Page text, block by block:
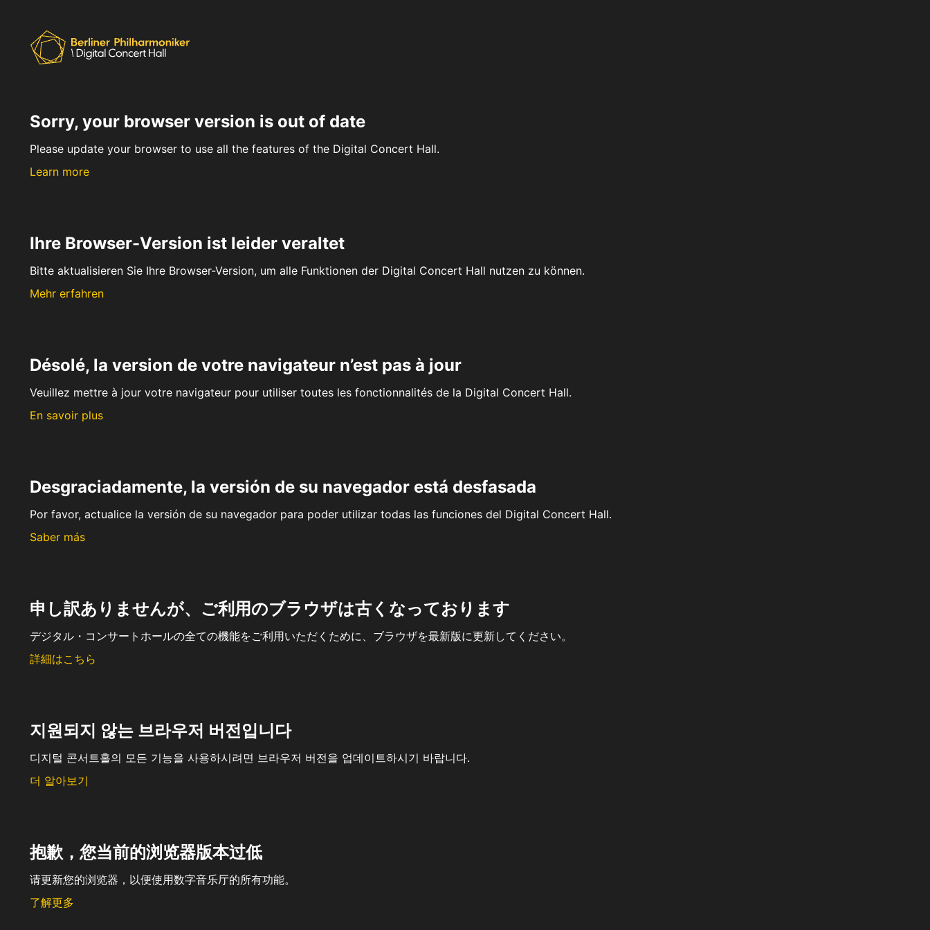
Sorry, your browser version is out of date
Please update your browser to use all the features of the Digital Concert Hall.
Learn more
Ihre Browser-Version ist leider veraltet
Bitte aktualisieren Sie Ihre Browser-Version, um alle Funktionen der Digital Concert Hall nutzen zu können.
Mehr erfahren
Désolé, la version de votre navigateur n’est pas à jour
Veuillez mettre à jour votre navigateur pour utiliser toutes les fonctionnalités de la Digital Concert Hall.
En savoir plus
Desgraciadamente, la versión de su navegador está desfasada
Por favor, actualice la versión de su navegador para poder utilizar todas las funciones del Digital Concert Hall.
Saber más
申し訳ありませんが、ご利用のブラウザは古くなっております
デジタル・コンサートホールの全ての機能をご利用いただくために、ブラウザを最新版に更新してください。
詳細はこちら
지원되지 않는 브라우저 버전입니다
디지털 콘서트홀의 모든 기능을 사용하시려면 브라우저 버전을 업데이트하시기 바랍니다.
더 알아보기
抱歉，您当前的浏览器版本过低
请更新您的浏览器，以便使用数字音乐厅的所有功能。
了解更多